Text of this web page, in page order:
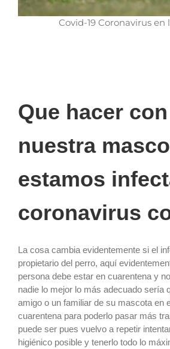
Covid-19 Coronavirus en
Que hacer con
nuestra
estamos
coronavirus
La cosa cambia evidentemente si el
propietario del perro, aquí
persona debe estar en cuarentena y
nadie lo mejor lo más adecuado sería
amigo o un familiar de su mascota en
cuarentena para poderlo pasar más
puede ser pues vuelvo a repetir
higiénico posible y tenerlo todo lo